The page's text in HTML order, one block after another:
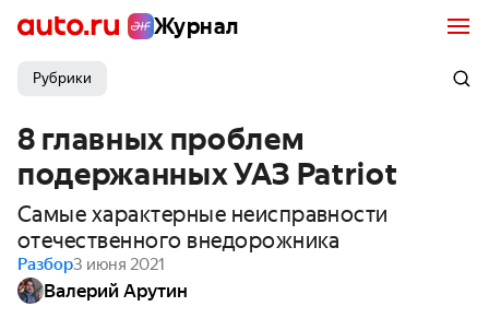
Журнал
Рубрики
8 главных проблем
подержанных УАЗ Patriot
Самые характерные неисправности
отечественного внедорожника
Разбор3 июня 2021
Валерий Арутин